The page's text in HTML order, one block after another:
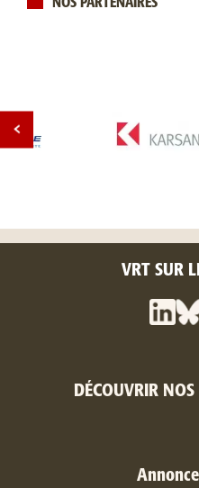
NOS PARTENAIRES
VRT SUR
DÉCOUVRIR